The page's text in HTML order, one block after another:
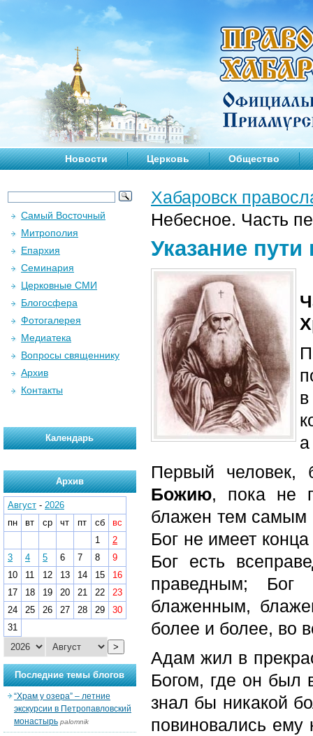
Новости Церковь Общество
Хабаровск
Небесное. Часть
Указание
Первый человек,
Божию, пока не
блажен тем самым
Бог не имеет
Бог есть
праведным;
блаженным,
более и более, во
Адам жил в
Богом, где он был
знал бы никакой
повиновались ему
Самый Восточный
Митрополия
Епархия
Семинария
Церковные СМИ
Блогосфера
Фотогалерея
Медиатека
Вопросы священнику
Архив
Контакты
Календарь
Архив
Август - 2026
пн
вт ср чт пт сб
вс
1
2
3
4 5 6 7 8
9
10
11 12 13 14 15
16
17
18 19 20 21 22
23
24
25 26 27 28 29
30
31
>
Последние темы блогов
“Храм у озера” – летние
экскурсии в Петропавловский
монастырь palomnik